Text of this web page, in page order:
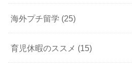
海外プチ留学 (25)
育児休暇のススメ (15)